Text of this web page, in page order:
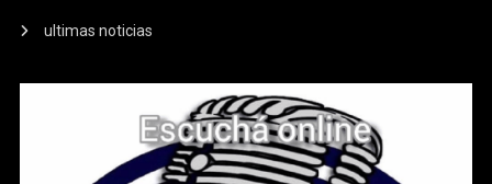
ultimas noticias